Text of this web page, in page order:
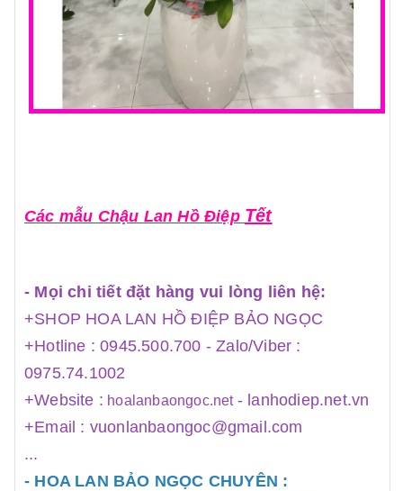
Các mẫu Chậu Lan Hồ Điệp Tết
- Mọi chi tiết đặt hàng vui lòng liên hệ:
+SHOP HOA LAN HỒ ĐIỆP BẢO NGỌC
+Hotline : 0945.500.700 - Zalo/Viber :
0975.74.1002
+Website : hoalanbaongoc.net - lanhodiep.net.vn
+Email : vuonlanbaongoc@gmail.com
...
- HOA LAN BẢO NGỌC CHUYÊN :